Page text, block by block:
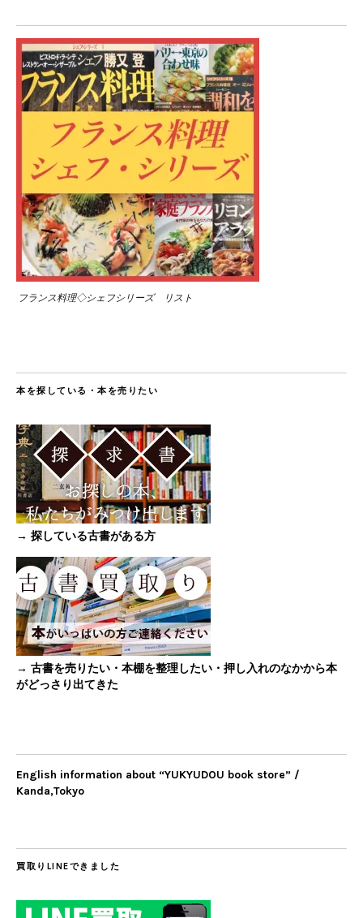
フランス料理◇シェフシリーズ リスト
本を探している・本を売りたい
→ 探している古書がある方
→ 古書を売りたい・本棚を整理したい・押し入れのなかから本
がどっさり出てきた
English information about “YUKYUDOU book store” /
Kanda,Tokyo
買取りLINEできました